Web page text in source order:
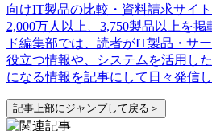
向けIT製品の比較・資料請求サイ
2,000万人以上、3,750製品以上を
ド編集部では、読者がIT製品・サ
役立つ情報や、システムを活用し
になる情報を記事にして日々発信し
記事上部にジャンプして戻る＞